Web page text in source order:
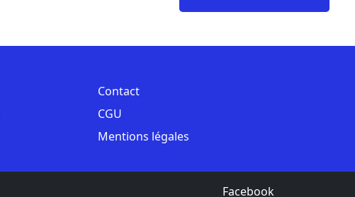
Contact
CGU
Mentions légales
Facebook